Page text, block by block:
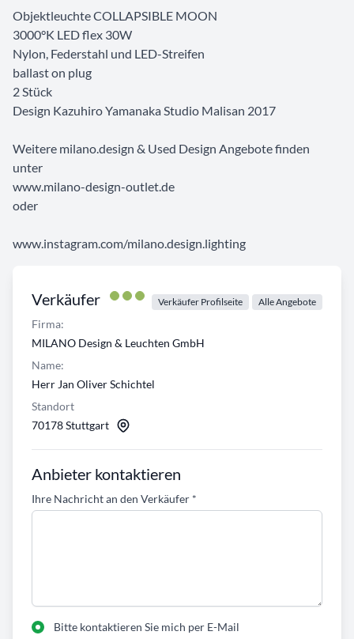
Verkäufer Verkäufer Profilseite Alle Angebote
Firma:
MILANO Design & Leuchten GmbH
Name:
Herr Jan Oliver Schichtel
Standort
70178 Stuttgart
Anbieter kontaktieren
Ihre Nachricht an den Verkäufer *
Bitte kontaktieren Sie mich per E-Mail
Objektleuchte COLLAPSIBLE MOON
3000°K LED flex 30W
Nylon, Federstahl und LED-Streifen
ballast on plug
2 Stück
Design Kazuhiro Yamanaka Studio Malisan 2017
Weitere milano.design & Used Design Angebote finden
unter
www.milano-design-outlet.de
oder
www.instagram.com/milano.design.lighting